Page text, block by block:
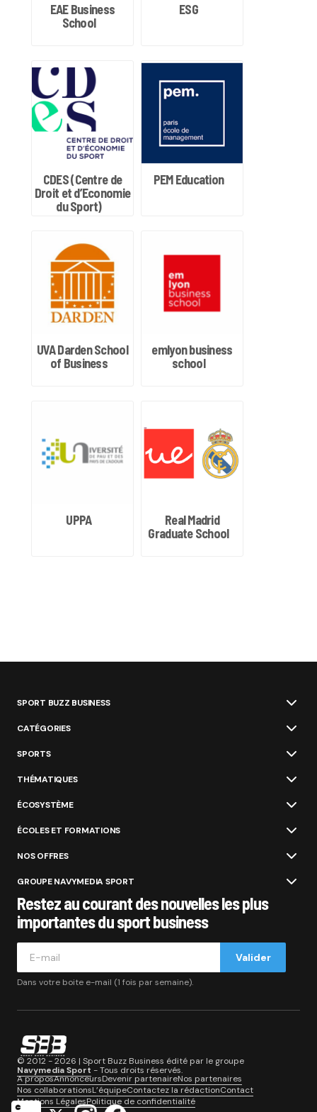
EAE Business
School
ESG
CDES (Centre de
Droit et d’Economie
du Sport)
PEM Education
UVA Darden School
of Business
emlyon business
school
UPPA
Real Madrid
Graduate School
SPORT BUZZ BUSINESS
CATÉGORIES
SPORTS
THÉMATIQUES
ÉCOSYSTÈME
ÉCOLES ET FORMATIONS
NOS OFFRES
GROUPE NAVYMEDIA SPORT
Restez au courant des nouvelles les plus
importantes du sport business
Valider
Dans votre boite e-mail (1 fois par semaine).
© 2012 - 2026 | Sport Buzz Business édité par le groupe
Navymedia Sport - Tous droits réservés.
A proposAnnonceursDevenir partenaireNos partenaires
Nos collaborationsL’équipeContactez la rédactionContact
Mentions LégalesPolitique de confidentialité